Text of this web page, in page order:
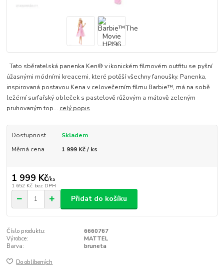
Tato sběratelská panenka Ken® v ikonickém filmovém outfitu se pyšní
úžasnými módními kreacemi, které potěší všechny fanoušky. Panenka,
inspirovaná postavou Kena v celovečerním filmu Barbie™, má na sobě
ležérní surfařský obleček s pastelově růžovým a mátově zeleným
pruhovaným top... celý popis
Dostupnost
Skladem
Měrná cena
1 999 Kč / ks
1 999 Kč/ks
1 652 Kč bez DPH
Přidat do košíku
Číslo produktu:
6660767
Výrobce:
MATTEL
Barva:
bruneta
Do oblíbených